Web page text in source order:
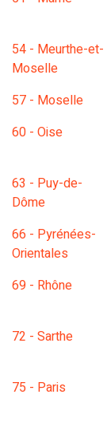
54 - Meurthe-et-
Moselle
57 - Moselle
60 - Oise
63 - Puy-de-
Dôme
66 - Pyrénées-
Orientales
69 - Rhône
72 - Sarthe
75 - Paris